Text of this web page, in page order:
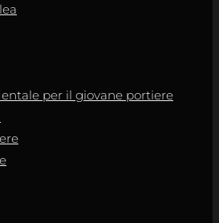
per il giovane portiere